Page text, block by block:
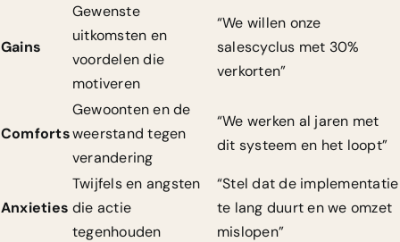
Gains
Gewenste
uitkomsten en
voordelen die
motiveren
“We willen onze
salescyclus met 30%
verkorten”
Comforts
Gewoonten en de
weerstand tegen
verandering
“We werken al jaren met
dit systeem en het loopt”
Anxieties
Twijfels en angsten
die actie
tegenhouden
“Stel dat de implementatie
te lang duurt en we omzet
mislopen”